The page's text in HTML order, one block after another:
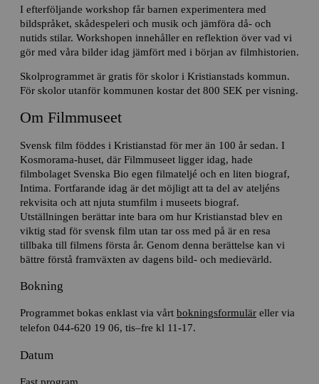
I efterföljande workshop får barnen experimentera med
bildspråket, skådespeleri och musik och jämföra då- och
nutids stilar. Workshopen innehåller en reflektion över vad vi
gör med våra bilder idag jämfört med i början av filmhistorien.
Skolprogrammet är gratis för skolor i Kristianstads kommun.
För skolor utanför kommunen kostar det 800 SEK per visning.
Om Filmmuseet
Svensk film föddes i Kristianstad för mer än 100 år sedan. I
Kosmorama-huset, där Filmmuseet ligger idag, hade
filmbolaget Svenska Bio egen filmateljé och en liten biograf,
Intima. Fortfarande idag är det möjligt att ta del av ateljéns
rekvisita och att njuta stumfilm i museets biograf.
Utställningen berättar inte bara om hur Kristianstad blev en
viktig stad för svensk film utan tar oss med på är en resa
tillbaka till filmens första år. Genom denna berättelse kan vi
bättre förstå framväxten av dagens bild- och medievärld.
Bokning
Programmet bokas enklast via vårt bokningsformulär eller via
telefon 044-620 19 06, tis–fre kl 11-17.
Datum
Fast program